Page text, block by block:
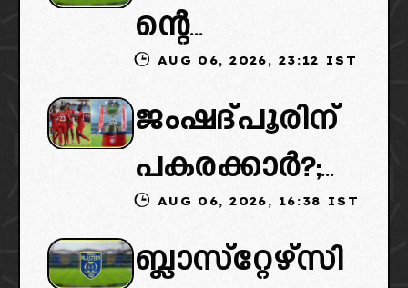
ന്റെ
കൈമാറ്റത്തി
ൽ ട്വിസ്റ്റ്:
പുതിയ
ഉടമകളെത്താ
ൻ വൈകും,
AUG 06, 2026, 23:12 IST
ജംഷദ്പൂരിന്
പകരക്കാർ?;
ഐഎസ്എല്ലി
ൽ പുതിയ
AUG 06, 2026, 16:38 IST
ബ്ലാസ്‌റ്റേഴ്‌സി